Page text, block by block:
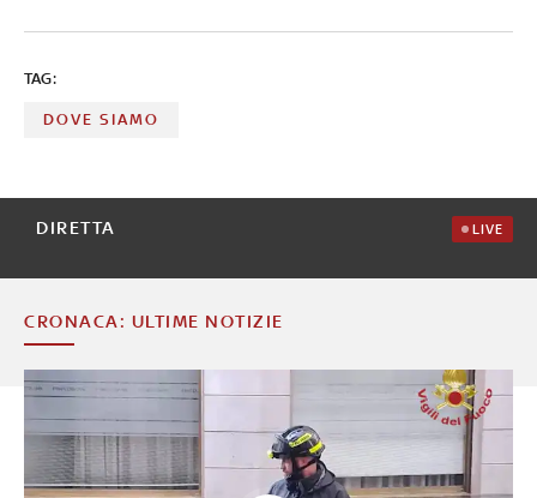
all'educazione di genere (29%) e meno
TAG:
DOVE SIAMO
DIRETTA LIVE
CRONACA: ULTIME NOTIZIE